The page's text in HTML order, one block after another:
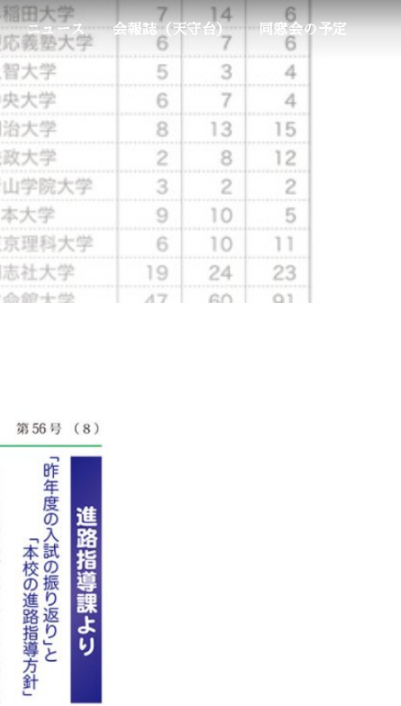
ニュース 会報誌（天守台） 同窓会の予定